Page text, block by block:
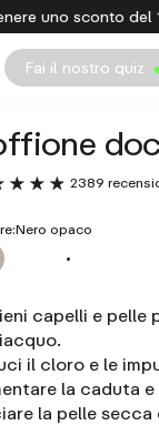
tuo primo ordine
Fai il nostro quiz
2389
Nero opaco
capelli e pelle
il cloro e le
la caduta
la pelle secca